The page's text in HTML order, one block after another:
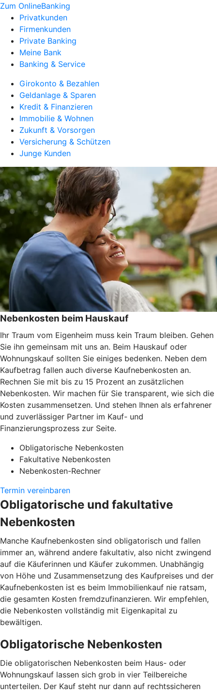
Zum OnlineBanking
Privatkunden
Firmenkunden
Private Banking
Meine Bank
Banking & Service
Girokonto & Bezahlen
Geldanlage & Sparen
Kredit & Finanzieren
Immobilie & Wohnen
Zukunft & Vorsorgen
Versicherung & Schützen
Junge Kunden
Nebenkosten beim Hauskauf
Ihr Traum vom Eigenheim muss kein Traum bleiben. Gehen
Sie ihn gemeinsam mit uns an. Beim Hauskauf oder
Wohnungskauf sollten Sie einiges bedenken. Neben dem
Kaufbetrag fallen auch diverse Kaufnebenkosten an.
Rechnen Sie mit bis zu 15 Prozent an zusätzlichen
Nebenkosten. Wir machen für Sie transparent, wie sich die
Kosten zusammensetzen. Und stehen Ihnen als erfahrener
und zuverlässiger Partner im Kauf- und
Finanzierungsprozess zur Seite.
Obligatorische Nebenkosten
Fakultative Nebenkosten
Nebenkosten-Rechner
Termin vereinbaren
Obligatorische und fakultative
Nebenkosten
Manche Kaufnebenkosten sind obligatorisch und fallen
immer an, während andere fakultativ, also nicht zwingend
auf die Käuferinnen und Käufer zukommen. Unabhängig
von Höhe und Zusammensetzung des Kaufpreises und der
Kaufnebenkosten ist es beim Immobilienkauf nie ratsam,
die gesamten Kosten fremdzufinanzieren. Wir empfehlen,
die Nebenkosten vollständig mit Eigenkapital zu
bewältigen.
Obligatorische Nebenkosten
Die obligatorischen Nebenkosten beim Haus- oder
Wohnungskauf lassen sich grob in vier Teilbereiche
unterteilen. Der Kauf steht nur dann auf rechtssicheren